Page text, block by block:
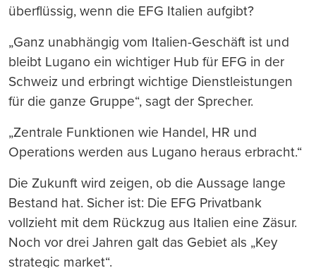
überflüssig, wenn die EFG Italien aufgibt?
„Ganz unabhängig vom Italien-Geschäft ist und
bleibt Lugano ein wichtiger Hub für EFG in der
Schweiz und erbringt wichtige Dienstleistungen
für die ganze Gruppe“, sagt der Sprecher.
„Zentrale Funktionen wie Handel, HR und
Operations werden aus Lugano heraus erbracht.“
Die Zukunft wird zeigen, ob die Aussage lange
Bestand hat. Sicher ist: Die EFG Privatbank
vollzieht mit dem Rückzug aus Italien eine Zäsur.
Noch vor drei Jahren galt das Gebiet als „Key
strategic market“.